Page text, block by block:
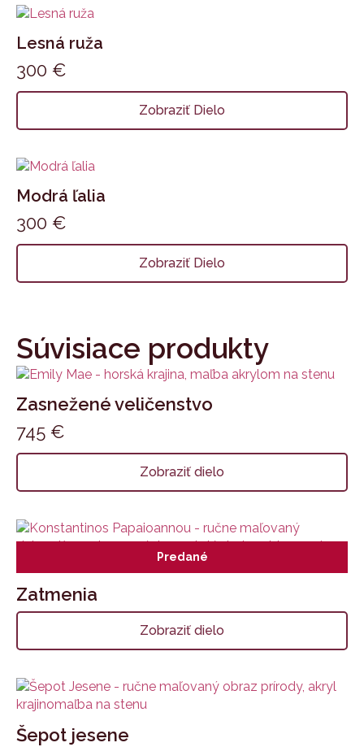
Lesná ruža
300 €
Zobraziť Dielo
Modrá ľalia
300 €
Zobraziť Dielo
Súvisiace produkty
Zasnežené veličenstvo
745 €
Zobraziť dielo
Predané
Zatmenia
Zobraziť dielo
Šepot jesene